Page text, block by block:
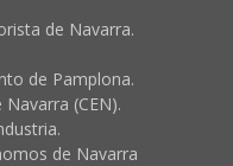
de Navarra.
de Pamplona.
(CEN).
de Navarra